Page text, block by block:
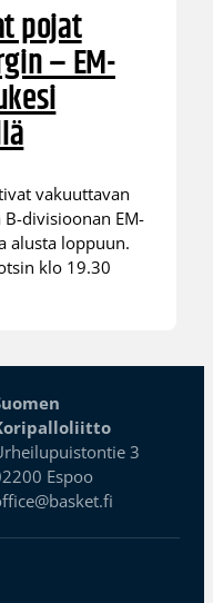
pojat
– EM-
vakuuttavan
divisioonan EM-
alusta loppuun.
klo 19.30
3
Espoo